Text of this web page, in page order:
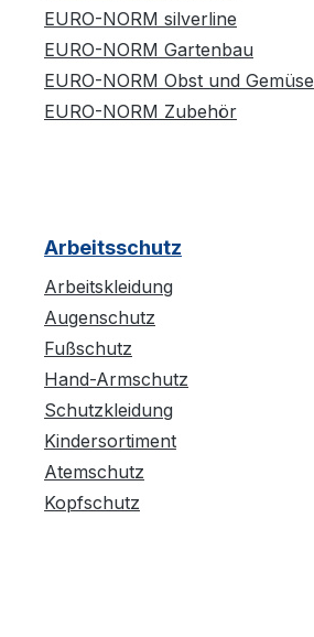
EURO-NORM silverline
EURO-NORM Gartenbau
EURO-NORM Obst und Gemüse
EURO-NORM Zubehör
Arbeitsschutz
Arbeitskleidung
Augenschutz
Fußschutz
Hand-Armschutz
Schutzkleidung
Kindersortiment
Atemschutz
Kopfschutz